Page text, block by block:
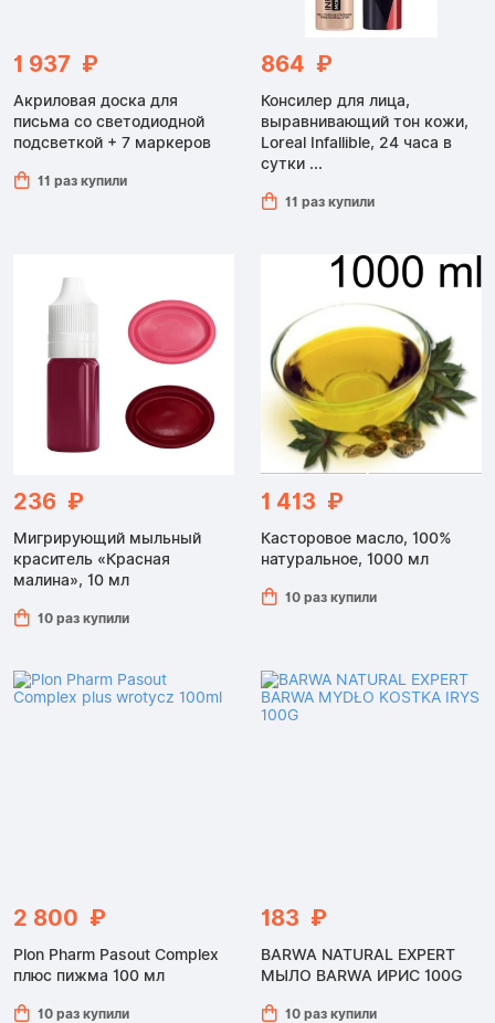
1 937 ₽
Акриловая доска для
письма со светодиодной
подсветкой + 7 маркеров
11 раз купили
864 ₽
Консилер для лица,
выравнивающий тон кожи,
Loreal Infallible, 24 часа в
сутки ...
11 раз купили
236 ₽
Мигрирующий мыльный
краситель «Красная
малина», 10 мл
10 раз купили
1 413 ₽
Касторовое масло, 100%
натуральное, 1000 мл
10 раз купили
2 800 ₽
Plon Pharm Pasout Complex
плюс пижма 100 мл
10 раз купили
183 ₽
BARWA NATURAL EXPERT
МЫЛО BARWA ИРИС 100G
10 раз купили